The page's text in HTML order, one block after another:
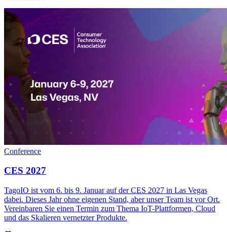
Conference
CES 2027
TagoIO ist vom 6. bis 9. Januar auf der CES 2027 in Las Vegas
dabei. Dieses Jahr ohne eigenen Stand, aber unser Team ist vor Ort.
Vereinbaren Sie einen Termin zum Thema IoT-Plattformen, Cloud
und das Skalieren vernetzter Produkte.